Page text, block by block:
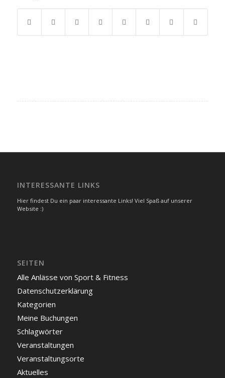
INTERESSANTE LINKS
Hier findest Du ein paar interessante Links! Viel Spaß auf unserer
Website :)
SEITEN
Alle Anlässe von Sport & Fitness
Datenschutzerklärung
Kategorien
Meine Buchungen
Schlagwörter
Veranstaltungen
Veranstaltungsorte
Aktuelles